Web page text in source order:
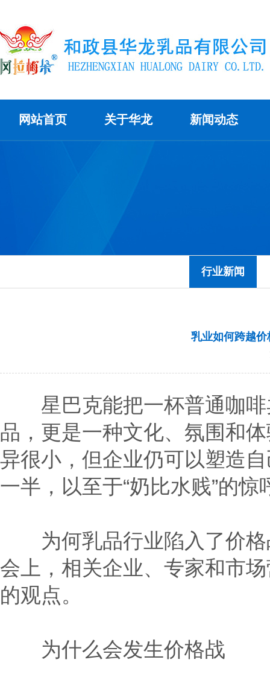
网站首页 关于华龙 新闻动态
行业新闻
乳业如何跨越
星巴克能把一杯普通咖啡
品，更是一种文化、氛围和
异很小，但企业仍可以塑造
一半，以至于“奶比水贱”的惊
为何乳品行业陷入了价格
会上，相关企业、专家和市
的观点。
为什么会发生价格战